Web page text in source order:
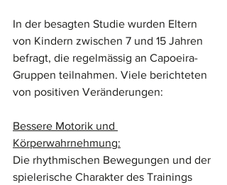
In der besagten Studie wurden Eltern
von Kindern zwischen 7 und 15 Jahren
befragt, die regelmässig an Capoeira-
Gruppen teilnahmen. Viele berichteten
von positiven Veränderungen:
Bessere Motorik und
Körperwahrnehmung:
Die rhythmischen Bewegungen und der
spielerische Charakter des Trainings